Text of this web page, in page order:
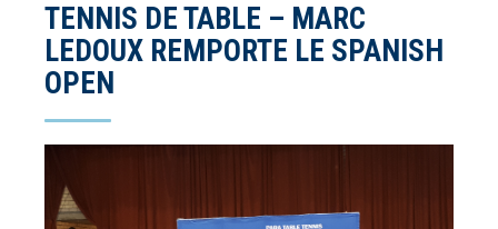
TENNIS DE TABLE – MARC
LEDOUX REMPORTE LE SPANISH
OPEN